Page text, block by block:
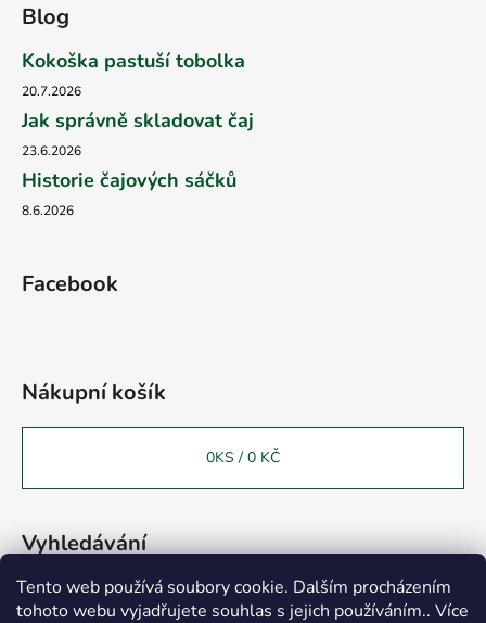
Tento web používá soubory cookie. Dalším procházením
tohoto webu vyjadřujete souhlas s jejich používáním.. Více
Vážení zákazníci, chtěli bychom Vás informovat o otevření
Blog
Kokoška pastuší tobolka
20.7.2026
Jak správně skladovat čaj
23.6.2026
Historie čajových sáčků
8.6.2026
Facebook
Nákupní košík
0KS / 0 KČ
Vyhledávání
HLEDAT